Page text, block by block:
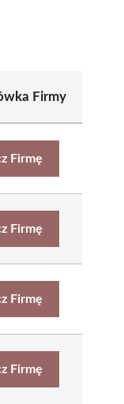
Firmy
Firmę
Firmę
Firmę
Firmę